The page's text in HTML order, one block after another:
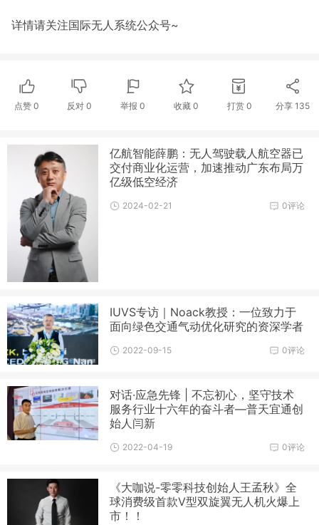
详情请关注国际无人系统公众号~
点赞 0 反对0 举报 0 收藏 0 打赏 0 分享 135
亿航智能薛鹏：无人驾驶载人航空器已
交付商业化运营，加速推动广东布局万
亿级低空经济
0评论
2024-02-21
IUVS专访｜Noack教授：一位致力于
面向绿色交通气动优化研究的资深学者
0评论
2022-09-15
对话·应急先锋 | 不忘初心，坚守技术
服务行业十六年的奋斗者—普天宜通创
始人闫新
0评论
2022-04-19
《大咖说-零零科技创始人王孟秋》全
球消费级首款V型双旋翼无人机火爆上
市！！